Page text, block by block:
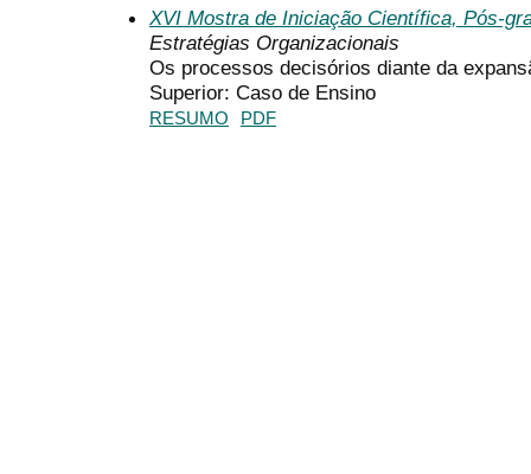
XVI Mostra de Iniciação Científica, Pós-
Estratégias Organizacionais
Os processos decisórios diante da
Superior: Caso de Ensino
RESUMO PDF